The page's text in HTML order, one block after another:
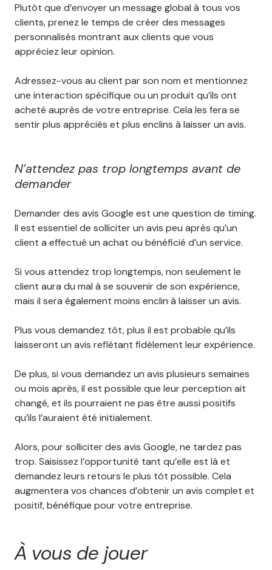
Plutôt que d’envoyer un message global à tous vos
clients, prenez le temps de créer des messages
personnalisés montrant aux clients que vous
appréciez leur opinion.
Adressez-vous au client par son nom et mentionnez
une interaction spécifique ou un produit qu’ils ont
acheté auprès de votre entreprise. Cela les fera se
sentir plus appréciés et plus enclins à laisser un avis.
N’attendez pas trop longtemps avant de
demander
Demander des avis Google est une question de timing.
Il est essentiel de solliciter un avis peu après qu’un
client a effectué un achat ou bénéficié d’un service.
Si vous attendez trop longtemps, non seulement le
client aura du mal à se souvenir de son expérience,
mais il sera également moins enclin à laisser un avis.
Plus vous demandez tôt, plus il est probable qu’ils
laisseront un avis reflétant fidèlement leur expérience.
De plus, si vous demandez un avis plusieurs semaines
ou mois après, il est possible que leur perception ait
changé, et ils pourraient ne pas être aussi positifs
qu’ils l’auraient été initialement.
Alors, pour solliciter des avis Google, ne tardez pas
trop. Saisissez l’opportunité tant qu’elle est là et
demandez leurs retours le plus tôt possible. Cela
augmentera vos chances d’obtenir un avis complet et
positif, bénéfique pour votre entreprise.
À vous de jouer